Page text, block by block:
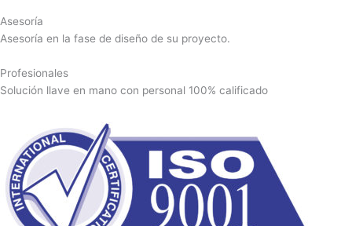
Asesoría
Asesoría en la fase de diseño de su proyecto.
Profesionales
Solución llave en mano con personal 100% calificado